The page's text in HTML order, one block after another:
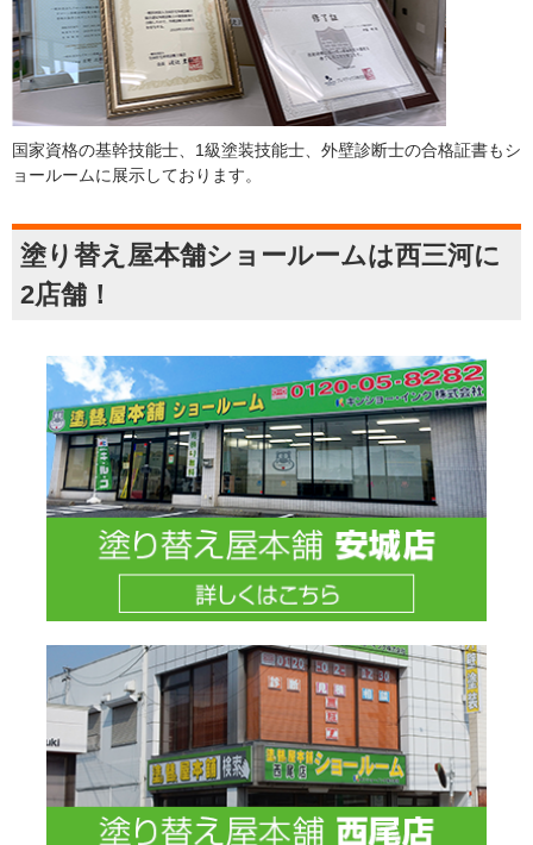
国家資格の基幹技能士、1級塗装技能士、外壁診断士の合格証書もシ
ョールームに展示しております。
塗り替え屋本舗ショールームは西三河に
2店舗！